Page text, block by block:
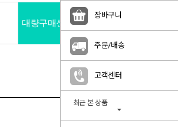
대량구매신청
장바구니
주문/배송
고객센터
최근 본 상품